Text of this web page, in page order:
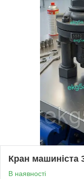
Кран машиніста
В наявності